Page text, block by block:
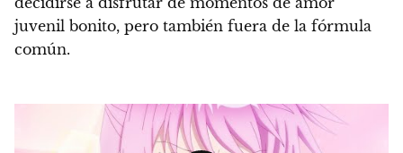
juvenil bonito, pero también fuera de la fórmula
común.